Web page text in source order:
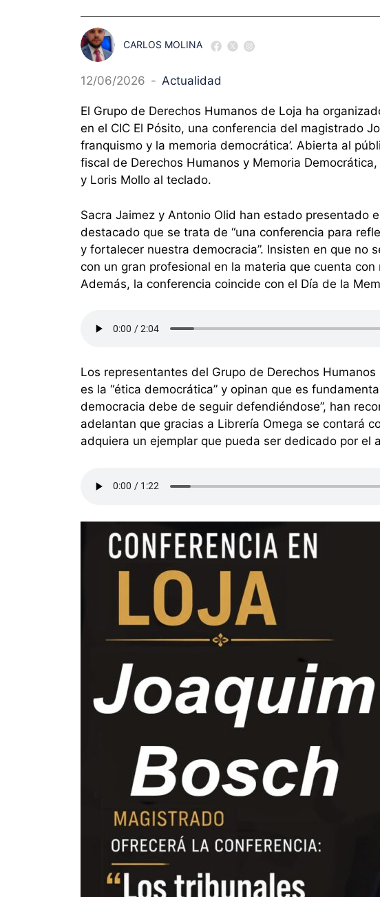
CARLOS MOLINA
12/06/2026 - Actualidad
El Grupo de Derechos Humanos de Loja ha
en el CIC El Pósito, una conferencia del magistrado
franquismo y la memoria democrática’. Abierta al
fiscal de Derechos Humanos y Memoria
y Loris Mollo al teclado.
Sacra Jaimez y Antonio Olid han estado presentado
destacado que se trata de “una conferencia para
y fortalecer nuestra democracia”. Insisten en que no
con un gran profesional en la materia que cuenta
Además, la conferencia coincide con el Día de la
Los representantes del Grupo de Derechos
es la “ética democrática” y opinan que es
democracia debe de seguir defendiéndose”, han
adelantan que gracias a Librería Omega se contará
adquiera un ejemplar que pueda ser dedicado por el